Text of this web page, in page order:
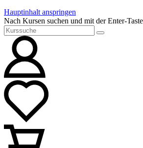
Hauptinhalt anspringen
Nach Kursen suchen und mit der Enter-